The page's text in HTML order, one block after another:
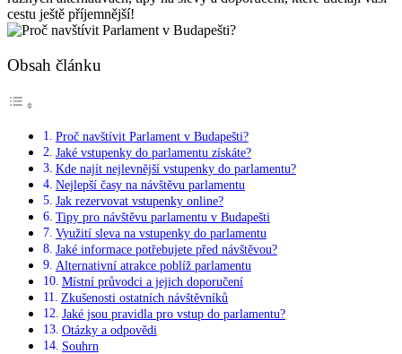
cestu ještě příjemnější!
Obsah článku
Proč navštívit Parlament v Budapešti?
Jaké vstupenky do parlamentu získáte?
Kde najít nejlevnější vstupenky do parlamentu?
Nejlepší časy na návštěvu parlamentu
Jak rezervovat vstupenky online?
Tipy pro návštěvu parlamentu v Budapešti
Využití sleva na vstupenky do parlamentu
Jaké informace potřebujete před návštěvou?
Alternativní atrakce poblíž parlamentu
Místní průvodci a jejich doporučení
Zkušenosti ostatních návštěvníků
Jaké jsou pravidla pro vstup do parlamentu?
Otázky a odpovědi
Souhrn